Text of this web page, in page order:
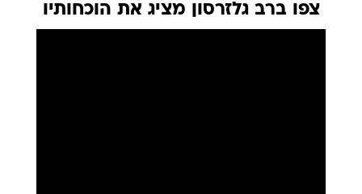
צפו ברב גלזרסון מציג את הוכחותיו